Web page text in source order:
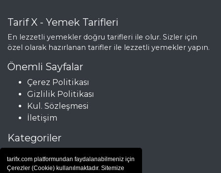
tarifx.com platformundan faydalanabilmeniz için
Çerezler (Cookie) kullanılmaktadır. Sitemize
Tarif X - Yemek Tarifleri
En lezzetli yemekler doğru tarifleri ile olur. Sizler için
özel olarak hazırlanan tarifler ile lezzetli yemekler yapın.
Önemli Sayfalar
Çerez Politikası
Gizlilik Politikası
Kul. Sözleşmesi
İletişim
Kategoriler
Et Yemekleri